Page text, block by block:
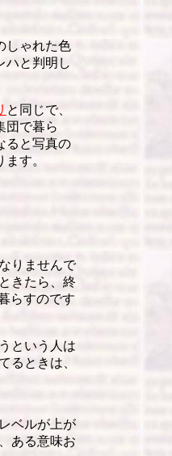
しゃれた色
ハと判明し
と同じで、
団で暮ら
ると写真の
す。
りませんで
きたら、終
らすのです
という人は
るときは、
ベルが上が
ある意味お